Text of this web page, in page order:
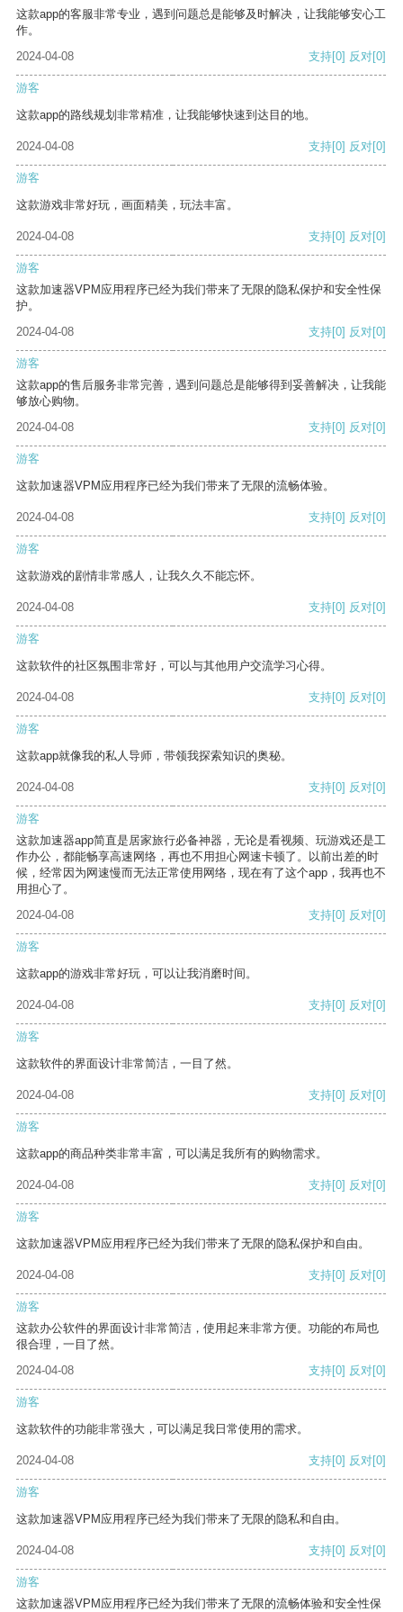
这款app的客服非常专业，遇到问题总是能够及时解决，让我能够安心工
作。
2024-04-08
支持[0] 反对[0]
游客
这款app的路线规划非常精准，让我能够快速到达目的地。
2024-04-08 支持[0] 反对[0]
游客
这款游戏非常好玩，画面精美，玩法丰富。
2024-04-08 支持[0] 反对[0]
游客
这款加速器VPM应用程序已经为我们带来了无限的隐私保护和安全性保
护。
2024-04-08
支持[0] 反对[0]
游客
这款app的售后服务非常完善，遇到问题总是能够得到妥善解决，让我能
够放心购物。
2024-04-08
支持[0] 反对[0]
游客
这款加速器VPM应用程序已经为我们带来了无限的流畅体验。
2024-04-08 支持[0] 反对[0]
游客
这款游戏的剧情非常感人，让我久久不能忘怀。
2024-04-08 支持[0] 反对[0]
游客
这款软件的社区氛围非常好，可以与其他用户交流学习心得。
2024-04-08 支持[0] 反对[0]
游客
这款app就像我的私人导师，带领我探索知识的奥秘。
2024-04-08 支持[0] 反对[0]
游客
这款加速器app简直是居家旅行必备神器，无论是看视频、玩游戏还是工
作办公，都能畅享高速网络，再也不用担心网速卡顿了。以前出差的时
候，经常因为网速慢而无法正常使用网络，现在有了这个app，我再也不
用担心了。
2024-04-08
支持[0] 反对[0]
游客
这款app的游戏非常好玩，可以让我消磨时间。
2024-04-08 支持[0] 反对[0]
游客
这款软件的界面设计非常简洁，一目了然。
2024-04-08 支持[0] 反对[0]
游客
这款app的商品种类非常丰富，可以满足我所有的购物需求。
2024-04-08 支持[0] 反对[0]
游客
这款加速器VPM应用程序已经为我们带来了无限的隐私保护和自由。
2024-04-08 支持[0] 反对[0]
游客
这款办公软件的界面设计非常简洁，使用起来非常方便。功能的布局也
很合理，一目了然。
2024-04-08
支持[0] 反对[0]
游客
这款软件的功能非常强大，可以满足我日常使用的需求。
2024-04-08 支持[0] 反对[0]
游客
这款加速器VPM应用程序已经为我们带来了无限的隐私和自由。
2024-04-08 支持[0] 反对[0]
游客
这款加速器VPM应用程序已经为我们带来了无限的流畅体验和安全性保